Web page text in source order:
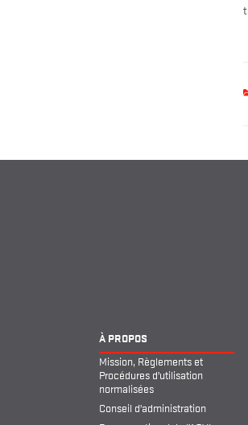
À PROPOS
Mission, Règlements et
Procédures d’utilisation
normalisées
Conseil d’administration